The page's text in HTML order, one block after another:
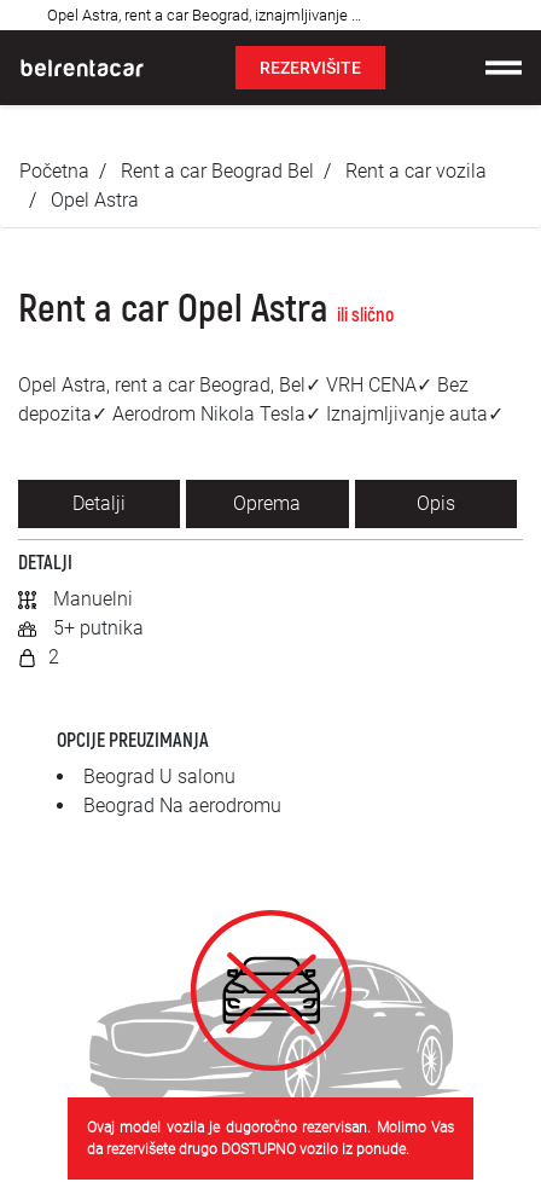
Opel Astra, rent a car Beograd, iznajmljivanje auta: Bel✓
pitanja
REZERVIŠITE
Cene
O nama
Najčešća pitanja
Kontakt
SRPSKI
СРПСКИ
Početna Rent a car Beograd Bel
Rent a car vozila
Opel Astra
Rent a car Opel Astra ili slično
Opel Astra, rent a car Beograd, Bel✓ VRH CENA✓ Bez
depozita✓ Aerodrom Nikola Tesla✓ Iznajmljivanje auta✓
Detalji Oprema Opis
DETALJI
Manuelni
5+ putnika
2
OPCIJE PREUZIMANJA
Beograd U salonu
Beograd Na aerodromu
Ovaj model vozila je dugoročno rezervisan. Molimo Vas
da rezervišete drugo DOSTUPNO vozilo iz ponude.